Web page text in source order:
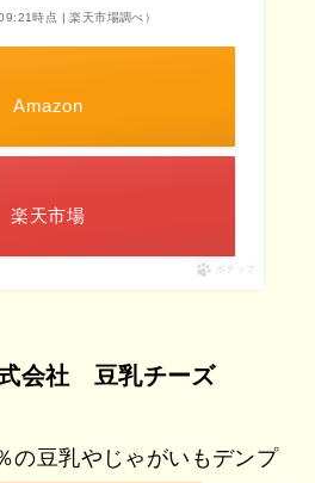
時点 | 楽天市場調べ）
Amazon
楽天市場
ポチップ
会社 豆乳チーズ
の豆乳やじゃがいもデンプ